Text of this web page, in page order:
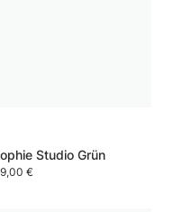
Studio Grün
€